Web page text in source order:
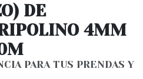
DE
4MM
PARA TUS PRENDAS Y